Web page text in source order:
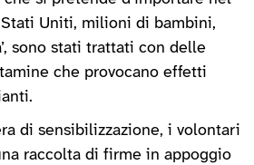
Uniti, milioni di bambini,
sono stati trattati con delle
che provocano effetti
di sensibilizzazione, i volontari
raccolta di firme in appoggio